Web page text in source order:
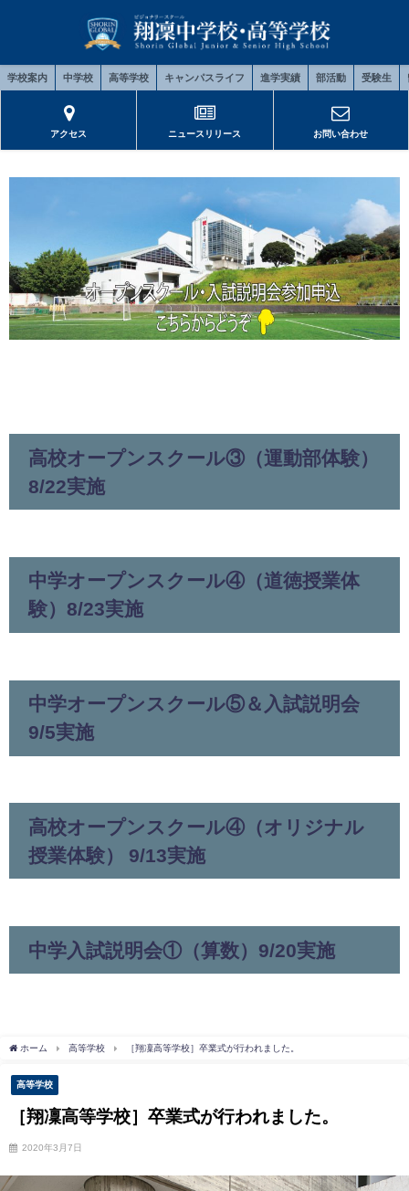
学校案内 中学校 高等学校 キャンパスライフ 進学実績 部活動 受験生
アクセス ニュースリリース お問い合わせ
高校オープンスクール③（運動部体験）
8/22実施
中学オープンスクール④（道徳授業体
験）8/23実施
中学オープンスクール⑤＆入試説明会
9/5実施
高校オープンスクール④（オリジナル
授業体験） 9/13実施
中学入試説明会①（算数）9/20実施
ホーム 高等学校 ［翔凜高等学校］卒業式が行われました。
高等学校
［翔凜高等学校］卒業式が行われました。
2020年3月7日